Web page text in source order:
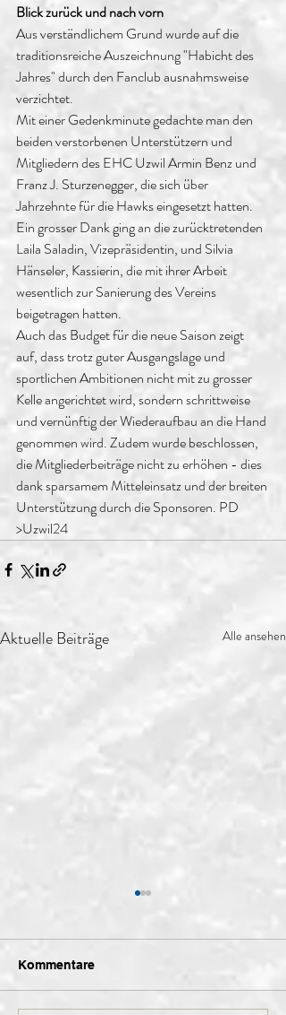
Blick zurück und nach vorn
Aus verständlichem Grund wurde auf die
traditionsreiche Auszeichnung "Habicht des
Jahres" durch den Fanclub ausnahmsweise
verzichtet.
Mit einer Gedenkminute gedachte man den
beiden verstorbenen Unterstützern und
Mitgliedern des EHC Uzwil Armin Benz und
Franz J. Sturzenegger, die sich über
Jahrzehnte für die Hawks eingesetzt hatten.
Ein grosser Dank ging an die zurücktretenden
Laila Saladin, Vizepräsidentin, und Silvia
Hänseler, Kassierin, die mit ihrer Arbeit
wesentlich zur Sanierung des Vereins
beigetragen hatten.
Auch das Budget für die neue Saison zeigt
auf, dass trotz guter Ausgangslage und
sportlichen Ambitionen nicht mit zu grosser
Kelle angerichtet wird, sondern schrittweise
und vernünftig der Wiederaufbau an die Hand
genommen wird. Zudem wurde beschlossen,
die Mitgliederbeiträge nicht zu erhöhen - dies
dank sparsamem Mitteleinsatz und der breiten
Unterstützung durch die Sponsoren. PD
>Uzwil24
Aktuelle Beiträge Alle ansehen
Kommentare